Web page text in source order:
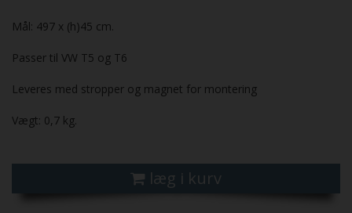
Mål: 497 x (h)45 cm.
Passer til VW T5 og T6
Leveres med stropper og magnet for montering
Vægt: 0,7 kg.
læg i kurv